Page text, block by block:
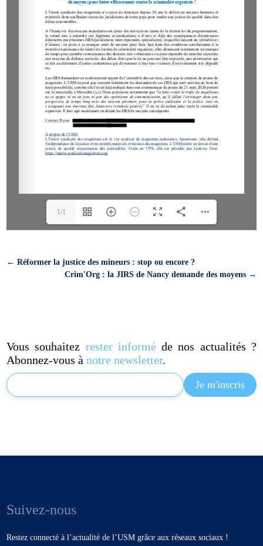
1/1
←Réformer la justice des mineurs : stop ou encore ?
Crim'Org : la JIRS de Nancy demande des moyens→
Vous souhaitez rester informéde nos actualités ?
Abonnez-vous ànotre newsletter.
Suivez-nous
Restez connecté à l’actualité de l’USM grâce aux réseaux sociaux !